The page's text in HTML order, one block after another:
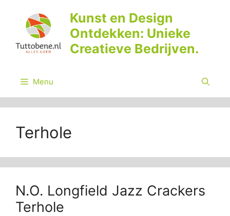
inhoud
Kunst en Design
Ontdekken: Unieke
Creatieve Bedrijven.
Menu
Terhole
N.O. Longfield Jazz Crackers
Terhole